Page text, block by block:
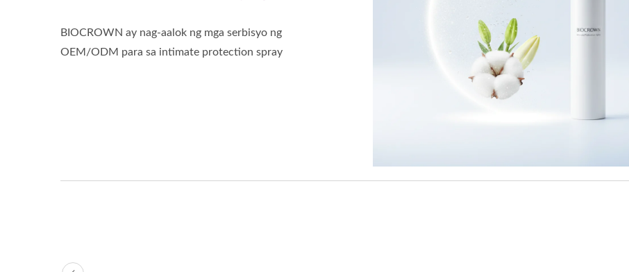
BIOCROWN ay nag-aalok ng mga serbisyo ng
OEM/ODM para sa intimate protection spray